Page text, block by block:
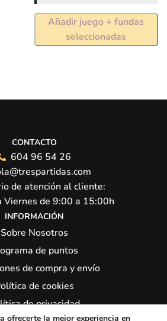
Añadir juego + fundas
seleccionadas
CONTACTO
604 96 54 26
de atención al cliente:
Viernes de 9:00 a 15:00h
INFORMACIÓN
Sobre Nosotros
de puntos
de compra y envío
de cookies
de privacidad
ofrecerte la mejor experiencia en